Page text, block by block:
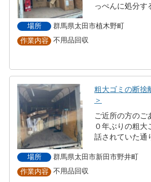
っぺんに処分
場所
群馬県太田市植木野町
作業内容
不用品回収
粗大ゴミの断
＞
ご近所の方のご
０年ぶりの粗大
話されていた通
場所
群馬県太田市新田市野井町
作業内容
不用品回収